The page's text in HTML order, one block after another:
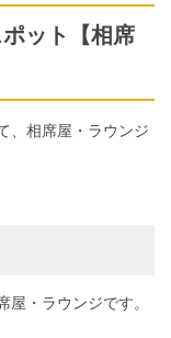
ット【相席
、相席屋・ラウンジ
・ラウンジです。